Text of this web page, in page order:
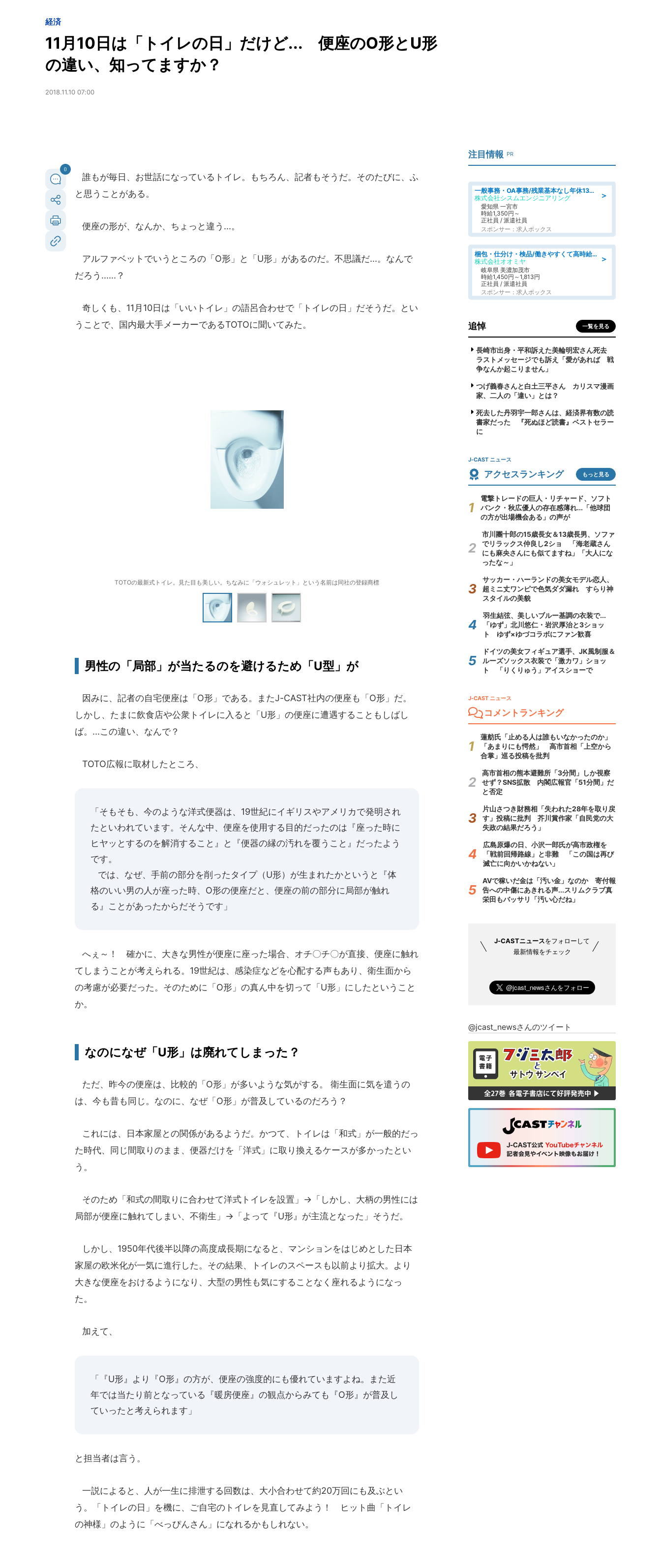
経済
11月10日は「トイレの日」だけど... 便座のO形とU形
の違い、知ってますか？
2018.11.10 07:00
0
誰もが毎日、お世話になっているトイレ。もちろん、記者もそうだ。そのたびに、ふ
と思うことがある。
便座の形が、なんか、ちょっと違う...。
アルファベットでいうところの「O形」と「U形」があるのだ。不思議だ...。なんで
だろう......？
奇しくも、11月10日は「いいトイレ」の語呂合わせで「トイレの日」だそうだ。とい
うことで、国内最大手メーカーであるTOTOに聞いてみた。
TOTOの最新式トイレ。見た目も美しい。ちなみに「ウォシュレット」という名前は同社の登録商標
男性の「局部」が当たるのを避けるため「U型」が
因みに、記者の自宅便座は「O形」である。またJ-CAST社内の便座も「O形」だ。
しかし、たまに飲食店や公衆トイレに入ると「U形」の便座に遭遇することもしばし
ば。...この違い、なんで？
TOTO広報に取材したところ、
「そもそも、今のような洋式便器は、19世紀にイギリスやアメリカで発明され
たといわれています。そんな中、便座を使用する目的だったのは『座った時に
ヒヤッとするのを解消すること』と『便器の縁の汚れを覆うこと』だったよう
です。
では、なぜ、手前の部分を削ったタイプ（U形）が生まれたかというと『体
格のいい男の人が座った時、O形の便座だと、便座の前の部分に局部が触れ
る』ことがあったからだそうです」
へぇ～！ 確かに、大きな男性が便座に座った場合、オチ〇チ〇が直接、便座に触れ
てしまうことが考えられる。19世紀は、感染症などを心配する声もあり、衛生面から
の考慮が必要だった。そのために「O形」の真ん中を切って「U形」にしたということ
か。
なのになぜ「U形」は廃れてしまった？
ただ、昨今の便座は、比較的「O形」が多いような気がする。 衛生面に気を遣うの
は、今も昔も同じ。なのに、なぜ「O形」が普及しているのだろう？
これには、日本家屋との関係があるようだ。かつて、トイレは「和式」が一般的だっ
た時代、同じ間取りのまま、便器だけを「洋式」に取り換えるケースが多かったとい
う。
そのため「和式の間取りに合わせて洋式トイレを設置」→「しかし、大柄の男性には
局部が便座に触れてしまい、不衛生」→「よって『U形』が主流となった」そうだ。
しかし、1950年代後半以降の高度成長期になると、マンションをはじめとした日本
家屋の欧米化が一気に進行した。その結果、トイレのスペースも以前より拡大。より
大きな便座をおけるようになり、大型の男性も気にすることなく座れるようになっ
た。
加えて、
「『U形』より『O形』の方が、便座の強度的にも優れていますよね。また近
年では当たり前となっている『暖房便座』の観点からみても『O形』が普及し
ていったと考えられます」
と担当者は言う。
一説によると、人が一生に排泄する回数は、大小合わせて約20万回にも及ぶとい
う。「トイレの日」を機に、ご自宅のトイレを見直してみよう！ ヒット曲「トイレ
の神様」のように「べっぴんさん」になれるかもしれない。
注目情報 PR
＞
一般事務・OA事務/残業基本なし年休130日社保完備の一般・調達事務
株式会社シスムエンジニアリング
愛知県 一宮市
時給1,350円～
正社員 / 派遣社員
スポンサー：求人ボックス
＞
梱包・仕分け・検品/働きやすくて高時給の仕分け作業長期休暇充実/残業なし
株式会社オオミヤ
岐阜県 美濃加茂市
時給1,450円～1,813円
正社員 / 派遣社員
スポンサー：求人ボックス
追悼 一覧を見る
長崎市出身・平和訴えた美輪明宏さん死去
ラストメッセージでも訴え「愛があれば 戦
争なんか起こりません」
つげ義春さんと白土三平さん カリスマ漫画
家、二人の「違い」とは？
死去した丹羽宇一郎さんは、経済界有数の読
書家だった 『死ぬほど読書』ベストセラー
に
J-CAST ニュース
アクセスランキング もっと見る
電撃トレードの巨人・リチャード、ソフト
バンク・秋広優人の存在感薄れ...「他球団
の方が出場機会ある」の声が
市川團十郎の15歳長女＆13歳長男、ソファ
でリラックス仲良し2ショ 「海老蔵さん
にも麻央さんにも似てますね」「大人にな
ったな～」
サッカー・ハーランドの美女モデル恋人、
超ミニ丈ワンピで色気ダダ漏れ すらり神
スタイルの美貌
羽生結弦、美しいブルー基調の衣装で...
「ゆず」北川悠仁・岩沢厚治と3ショッ
ト ゆず×ゆづコラボにファン歓喜
ドイツの美女フィギュア選手、JK風制服＆
ルーズソックス衣装で「激カワ」ショッ
ト 「りくりゅう」アイスショーで
J-CAST ニュース
コメントランキング
蓮舫氏「止める人は誰もいなかったのか」
「あまりにも愕然」 高市首相「上空から
合掌」巡る投稿を批判
高市首相の熊本避難所「3分間」しか視察
せず？SNS拡散 内閣広報官「51分間」だ
と否定
片山さつき財務相「失われた28年を取り戻
す」投稿に批判 芥川賞作家「自民党の大
失政の結果だろう」
広島原爆の日、小沢一郎氏が高市政権を
「戦前回帰路線」と非難 「この国は再び
滅亡に向かいかねない」
AVで稼いだ金は「汚い金」なのか 寄付報
告への中傷にあきれる声...スリムクラブ真
栄田もバッサリ「汚い心だね」
J-CASTニュースをフォローして
最新情報をチェック
@jcast_newsさんのツイート